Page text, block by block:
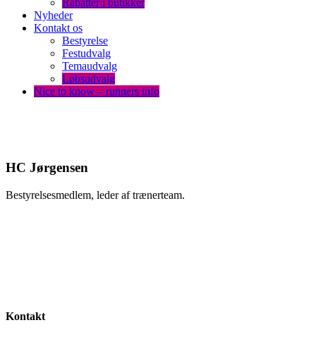
Nyheder
Kontakt os
Bestyrelse
Festudvalg
Temaudvalg
Løbsudvalg
Nice to know – runners info
HC Jørgensen
Bestyrelsesmedlem, leder af trænerteam.
Kontakt